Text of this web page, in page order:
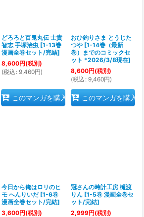
どろろと百鬼丸伝 士貴
智志 手塚治虫 [1-13巻
漫画全巻セット/完結]
8,600円(税別)
(税込 : 9,460円)
このマンガを購入
おひ釣りさま とうじた
つや [1-14巻（最新
巻）までのコミックセ
ット *2026/3/8現在]
8,600円(税別)
(税込 : 9,460円)
このマンガを購入
今日から俺はロリのヒ
モ へんりいだ [1-6巻
漫画全巻セット/完結]
3,600円(税別)
冠さんの時計工房 樋渡
りん [1-5巻 漫画全巻セ
ット/完結]
2,999円(税別)